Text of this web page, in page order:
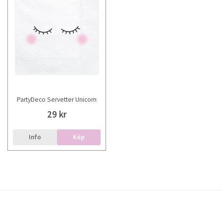
PartyDeco Servetter Unicorn
29 kr
Info Köp